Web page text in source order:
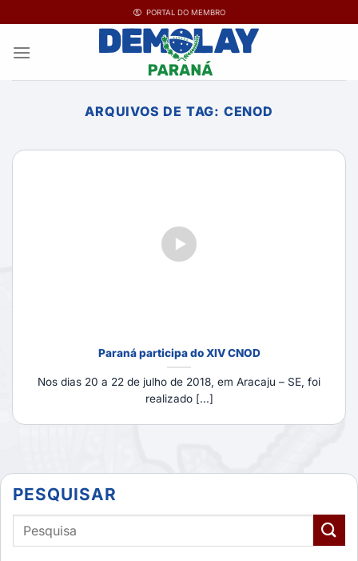
para
PORTAL DO MEMBRO
ARQUIVOS DE TAG: CENOD
Paraná participa do XIV CNOD
Nos dias 20 a 22 de julho de 2018, em Aracaju – SE, foi
realizado [...]
PESQUISAR